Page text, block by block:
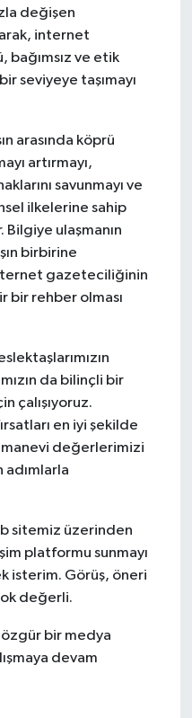
değişen
internet
ve etik
seviyeye taşımayı
arasında köprü
artırmayı,
savunmayı ve
ilkelerine sahip
Bilgiye ulaşmanın
birbirine
gazeteciliğinin
bir rehber olması
da bilinçli bir
çalışıyoruz.
en iyi şekilde
değerlerimizi
sitemiz üzerinden
platformu sunmayı
isterim. Görüş, öneri
değerli.
bir medya
devam